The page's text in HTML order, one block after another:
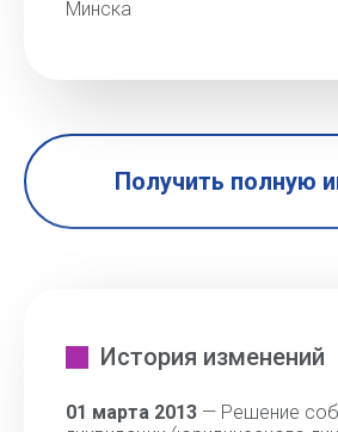
Минска
Получить полную
История изменений
01 марта 2013 — Решение